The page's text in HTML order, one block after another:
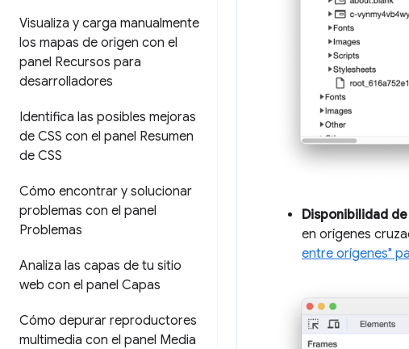
Visualiza y carga manualmente
los mapas de origen con el
panel Recursos para
desarrolladores
Identifica las posibles mejoras
de CSS con el panel Resumen
de CSS
Cómo encontrar y solucionar
problemas con el panel
Problemas
Analiza las capas de tu sitio
web con el panel Capas
Cómo depurar reproductores
multimedia con el panel Media
Disponibilidad de
en orígenes
entre orígenes"